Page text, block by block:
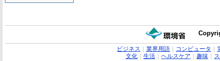
ビジネス 業界用語｜ コンピュータ
文化｜ 生活｜ ヘルスケア 趣味｜